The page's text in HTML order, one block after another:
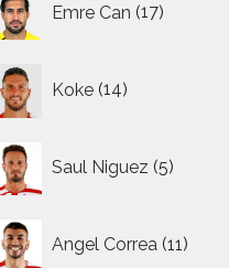
Emre Can 17
Koke 14
producten
Saul Niguez 5
Angel Correa 11